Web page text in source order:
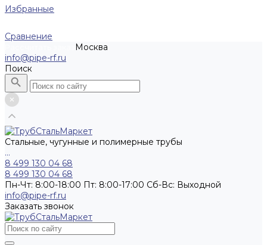
Избранные
Сравнение
Москва
info@pipe-rf.ru
Поиск
Стальные, чугунные и полимерные трубы
...
8 499 130 04 68
8 499 130 04 68
Пн-Чт: 8:00-18:00 Пт: 8:00-17:00 Сб-Вс: Выходной
info@pipe-rf.ru
Заказать звонок